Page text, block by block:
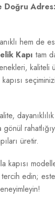
Doğru
hem de
Kapı tam
kaliteli
kapısı
üretir.
kapısı
tercih edin;